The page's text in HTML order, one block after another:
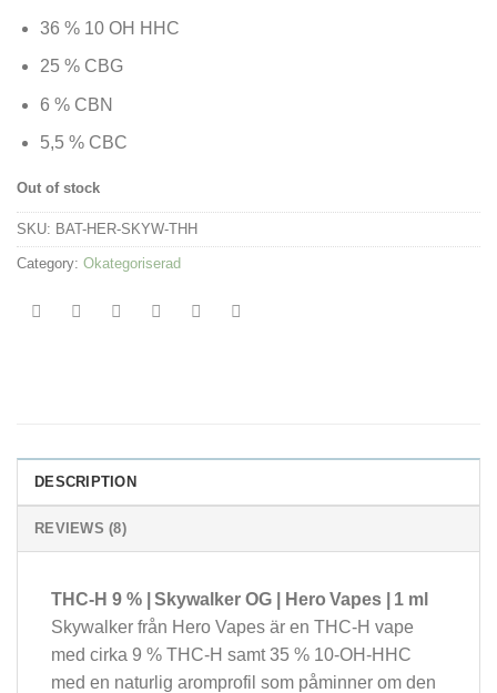
36 % 10 OH HHC
25 % CBG
6 % CBN
5,5 % CBC
Out of stock
SKU: BAT-HER-SKYW-THH
Category: Okategoriserad
DESCRIPTION
REVIEWS (8)
THC-H 9 % | Skywalker OG | Hero Vapes | 1 ml
Skywalker från Hero Vapes är en THC-H vape
med cirka 9 % THC-H samt 35 % 10-OH-HHC
med en naturlig aromprofil som påminner om den